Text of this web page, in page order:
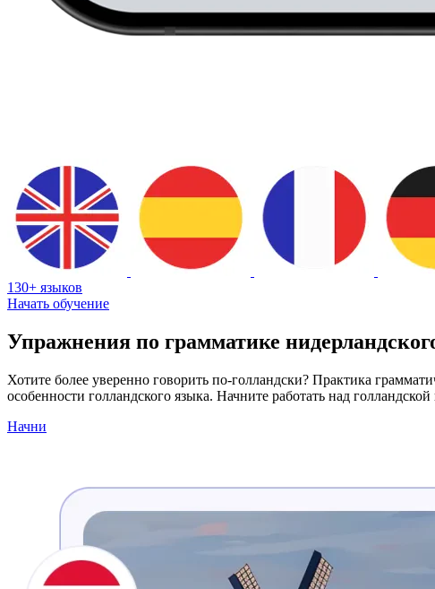
130+ языков
Начать обучение
Упражнения по грамматике
Хотите более уверенно говорить по-голландски? Практика
особенности голландского языка. Начните работать над
Начни